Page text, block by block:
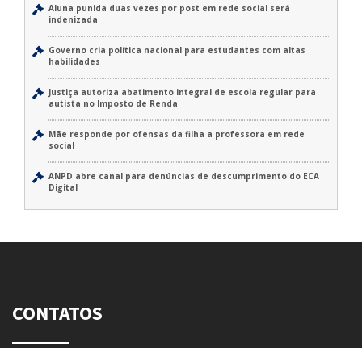
Aluna punida duas vezes por post em rede social será
indenizada
Governo cria política nacional para estudantes com altas
habilidades
Justiça autoriza abatimento integral de escola regular para
autista no Imposto de Renda
Mãe responde por ofensas da filha a professora em rede
social
ANPD abre canal para denúncias de descumprimento do ECA
Digital
CONTATOS